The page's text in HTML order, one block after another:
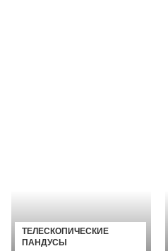
ТЕЛЕСКОПИЧЕСКИЕ
ПАНДУСЫ